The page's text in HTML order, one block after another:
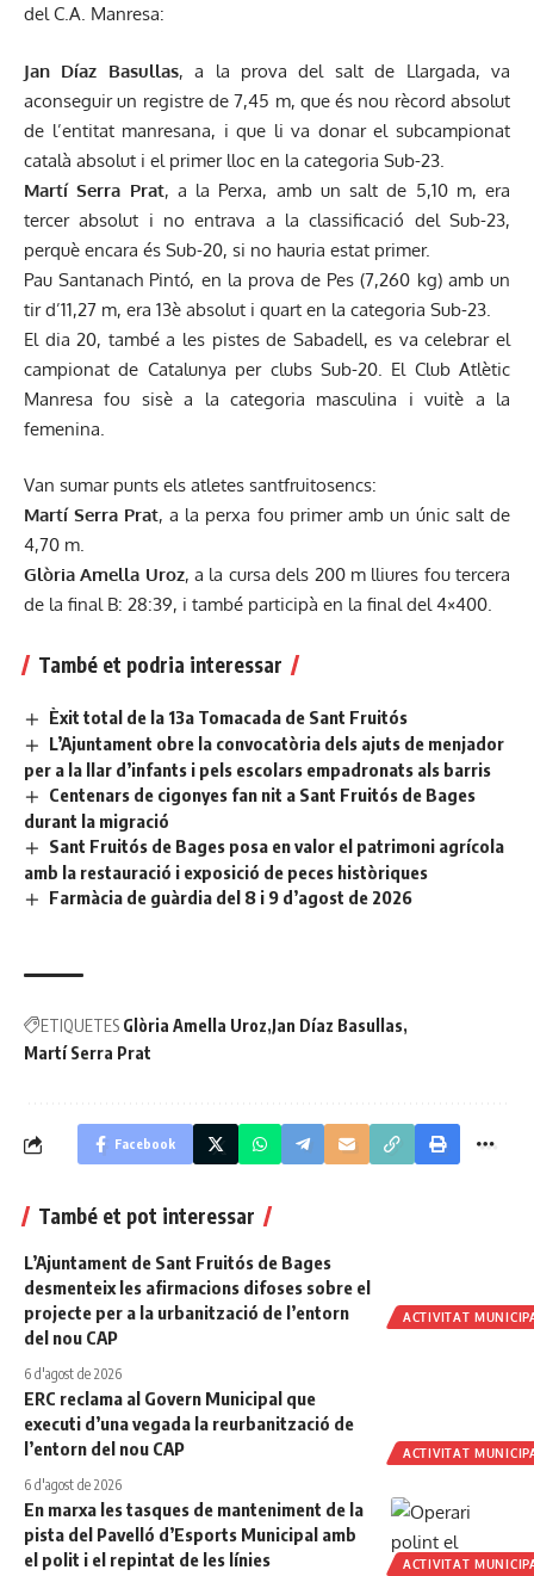
del C.A. Manresa:
Jan Díaz Basullas, a la prova del salt de Llargada, va
aconseguir un registre de 7,45 m, que és nou rècord absolut
de l’entitat manresana, i que li va donar el subcampionat
català absolut i el primer lloc en la categoria Sub-23.
Martí Serra Prat, a la Perxa, amb un salt de 5,10 m, era
tercer absolut i no entrava a la classificació del Sub-23,
perquè encara és Sub-20, si no hauria estat primer.
Pau Santanach Pintó, en la prova de Pes (7,260 kg) amb un
tir d’11,27 m, era 13è absolut i quart en la categoria Sub-23.
El dia 20, també a les pistes de Sabadell, es va celebrar el
campionat de Catalunya per clubs Sub-20. El Club Atlètic
Manresa fou sisè a la categoria masculina i vuitè a la
femenina.
Van sumar punts els atletes santfruitosencs:
Martí Serra Prat, a la perxa fou primer amb un únic salt de
4,70 m.
Glòria Amella Uroz, a la cursa dels 200 m lliures fou tercera
de la final B: 28:39, i també participà en la final del 4×400.
També et podria interessar
Èxit total de la 13a Tomacada de Sant Fruitós
L’Ajuntament obre la convocatòria dels ajuts de menjador
per a la llar d’infants i pels escolars empadronats als barris
Centenars de cigonyes fan nit a Sant Fruitós de Bages
durant la migració
Sant Fruitós de Bages posa en valor el patrimoni agrícola
amb la restauració i exposició de peces històriques
Farmàcia de guàrdia del 8 i 9 d’agost de 2026
ETIQUETES Glòria Amella Uroz Jan Díaz Basullas
Martí Serra Prat
Facebook
També et pot interessar
ACTIVITAT
L’Ajuntament de Sant Fruitós de Bages
desmenteix les afirmacions difoses sobre el
projecte per a la urbanització de l’entorn
del nou CAP
6 d'agost de 2026
ACTIVITAT
ERC reclama al Govern Municipal que
executi d’una vegada la reurbanització de
l’entorn del nou CAP
6 d'agost de 2026
ACTIVITAT
En marxa les tasques de manteniment de la
pista del Pavelló d’Esports Municipal amb
el polit i el repintat de les línies